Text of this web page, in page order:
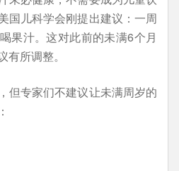
国儿科学会刚提出建议：一周
果汁。这对此前的未满6个月
所调整。
但专家们不建议让未满周岁的